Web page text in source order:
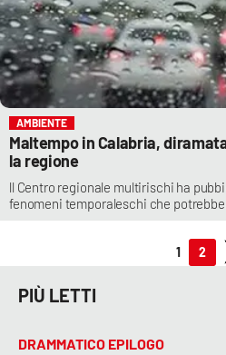
AMBIENTE
Maltempo in Calabria,
la regione
ll Centro regionale multirischi ha
fenomeni temporaleschi che
1 2
PIÙ LETTI
DRAMMATICO EPILOGO